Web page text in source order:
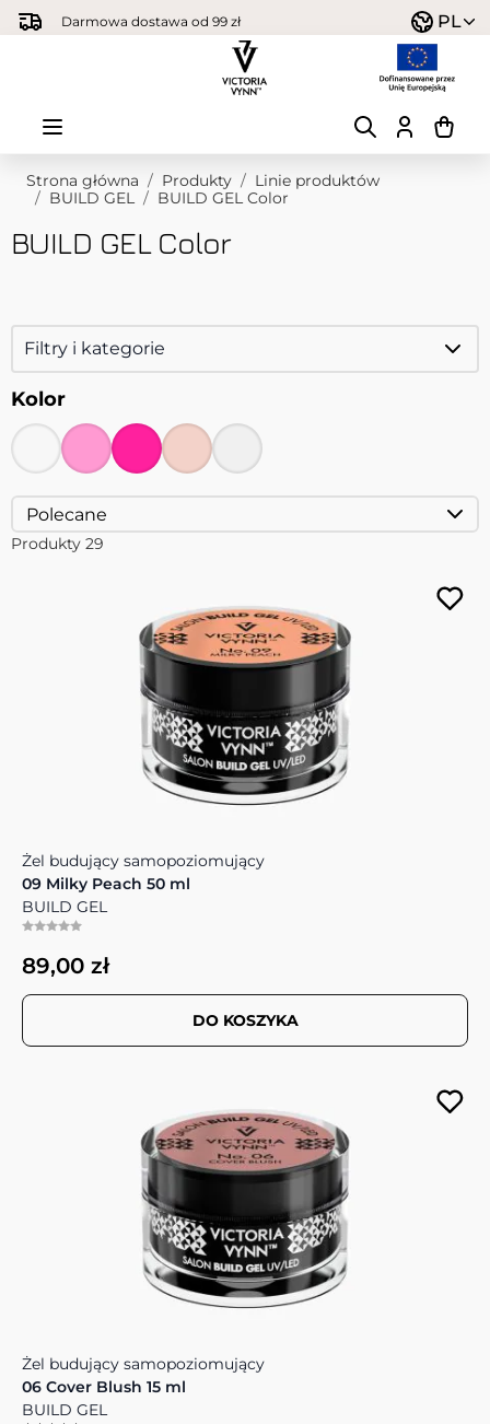
Przejdź do treści
Darmowa dostawa od 99 zł PL
Strona główna / Produkty / Linie produktów
/ BUILD GEL / BUILD GEL Color
BUILD GEL Color
Filtry i kategorie
Kolor
Produkty 29
Żel budujący samopoziomujący
09 Milky Peach 50 ml
BUILD GEL
89,00 zł
DO KOSZYKA
Żel budujący samopoziomujący
06 Cover Blush 15 ml
BUILD GEL